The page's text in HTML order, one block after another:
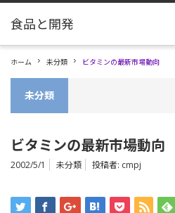
ホーム 未分類 ビタミンの最新市場動向
未分類
ビタミンの最新市場動向
2002/5/1 未分類 投稿者: cmpj